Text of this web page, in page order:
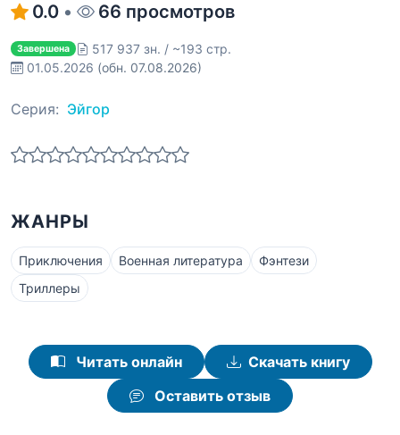
0.0 • 66 просмотров
Завершена
517 937 зн. / ~193 стр.
01.05.2026 (обн. 07.08.2026)
Серия: Эйгор
ЖАНРЫ
Приключения Военная литература
Фэнтези
Триллеры
Читать онлайн
Скачать книгу
Оставить отзыв